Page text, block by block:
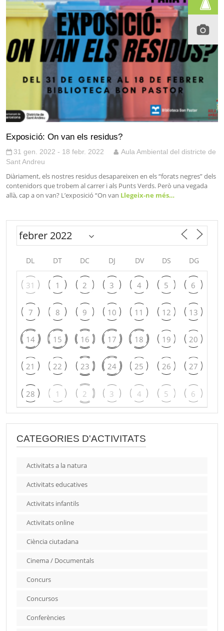
Exposició: On van els residus?
31 gen. 2022 - 18 febr. 2022
Aula Ambiental del districte de
Sant Andreu
Diàriament, els nostres residus desapareixen en els “forats negres” dels
contenidors que trobem al carrer i als Punts Verds. Però una vegada
allà, cap a on van? L’exposició “On van Llegeix-ne més…
DL DT DC DJ DV DS DG
31 1 2 3 4 5 6
7 8 9 10 11 12 13
14 15 16 17 18 19 20
21 22 23 24 25 26 27
28 1 2 3 4 5 6
CATEGORIES D'ACTIVITATS
Activitats a la natura
Activitats educatives
Activitats infantils
Activitats online
Ciència ciutadana
Cinema / Documentals
Concurs
Concursos
Conferències